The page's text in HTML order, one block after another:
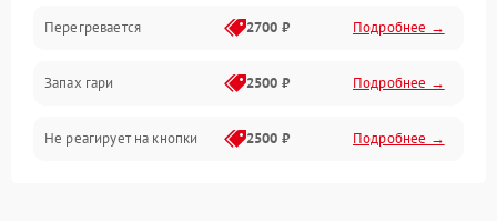
Перегревается 2700 ₽ Подробнее →
Запах гари 2500 ₽ Подробнее →
Не реагирует на кнопки 2500 ₽ Подробнее →